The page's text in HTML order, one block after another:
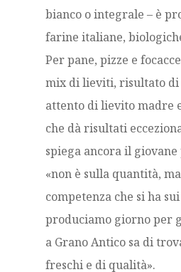
bianco o integrale – è
farine italiane,
Per pane, pizze e
mix di lieviti, risultato di
attento di lievito madre
che dà risultati
spiega ancora il
«non è sulla quantità,
competenza che si ha
produciamo giorno per
a Grano Antico sa di
freschi e di qualità».